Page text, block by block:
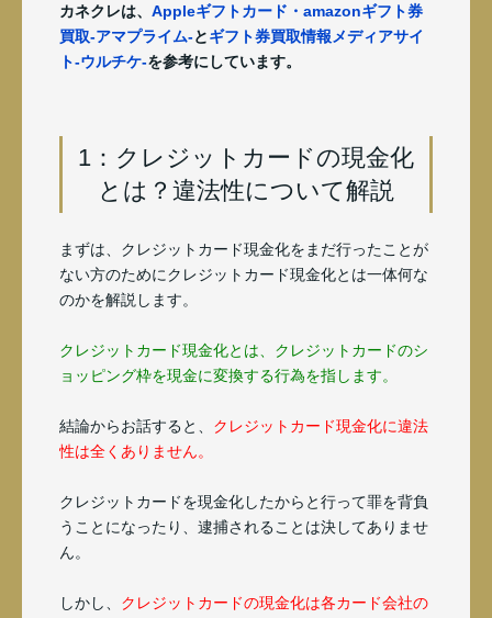
カネクレは、 Appleギフトカード・amazonギフト券
買取-アマプライム-とギフト券買取情報メディアサイ
ト-ウルチケ-を参考にしています。
1：クレジットカードの現金化
とは？違法性について解説
まずは、クレジットカード現金化をまだ行ったことが
ない方のためにクレジットカード現金化とは一体何な
のかを解説します。
クレジットカード現金化とは、クレジットカードのシ
ョッピング枠を現金に変換する行為を指します。
結論からお話すると、 クレジットカード現金化に違法
性は全くありません。
クレジットカードを現金化したからと行って罪を背負
うことになったり、逮捕されることは決してありませ
ん。
しかし、 クレジットカードの現金化は各カード会社の